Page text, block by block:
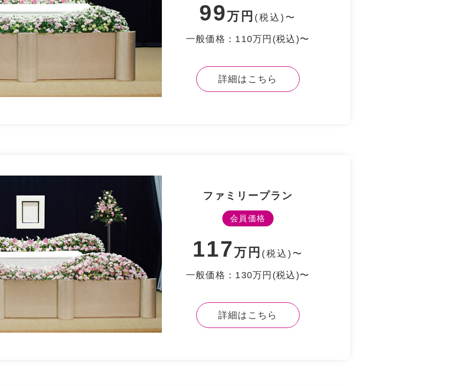
99万円 (税込)〜
⼀般価格：110万円(税込)〜
詳細はこちら
ファミリープラン
会員価格
117万円 (税込)〜
⼀般価格：130万円(税込)〜
詳細はこちら